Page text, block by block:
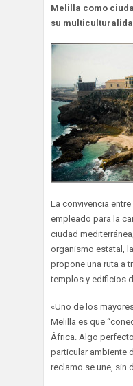
Melilla como
su
La convivencia
empleado para la
ciudad
organismo estatal,
propone una ruta a
templos y edificios
«Uno de los
Melilla es que
África. Algo
particular ambiente
reclamo se une, sin